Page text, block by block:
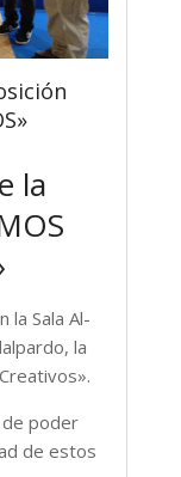
la
la Sala Al-
la
de poder
de estos